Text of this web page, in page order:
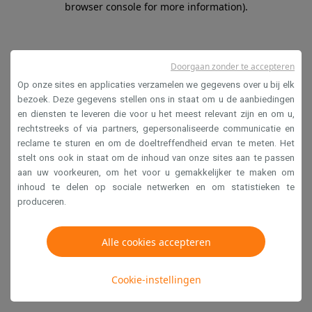
browser console for more information).
Op onze sites en applicaties verzamelen we gegevens over u bij elk
bezoek. Deze gegevens stellen ons in staat om u de aanbiedingen
en diensten te leveren die voor u het meest relevant zijn en om u,
rechtstreeks of via partners, gepersonaliseerde communicatie en
reclame te sturen en om de doeltreffendheid ervan te meten. Het
stelt ons ook in staat om de inhoud van onze sites aan te passen
aan uw voorkeuren, om het voor u gemakkelijker te maken om
inhoud te delen op sociale netwerken en om statistieken te
produceren.
Alle cookies accepteren
Cookie-instellingen
Doorgaan zonder te accepteren